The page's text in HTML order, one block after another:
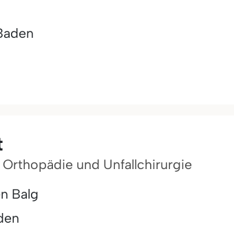
und Unfallchirurgie
Balg